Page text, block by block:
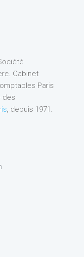
Cabinet
Paris
des
, depuis 1971.